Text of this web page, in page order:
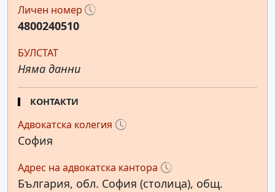
Личен номер
4800240510
БУЛСТАТ
Няма данни
КОНТАКТИ
Адвокатска колегия
София
Адрес на адвокатска кантора
България, обл. София (столица), общ.